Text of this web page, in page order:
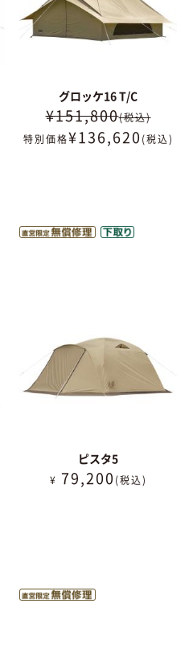
グロッケ16 T/C
¥151,800(税込)
特別価格¥136,620 (税込)
ピスタ5
¥ 79,200 (税込)